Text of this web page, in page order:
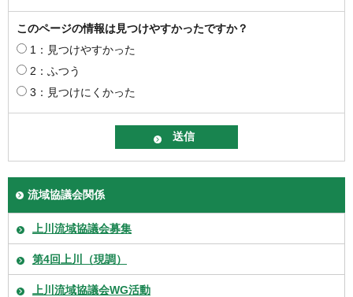
このページの情報は見つけやすかったですか？
1：見つけやすかった
2：ふつう
3：見つけにくかった
流域協議会関係
上川流域協議会募集
第4回上川（現調）
上川流域協議会WG活動